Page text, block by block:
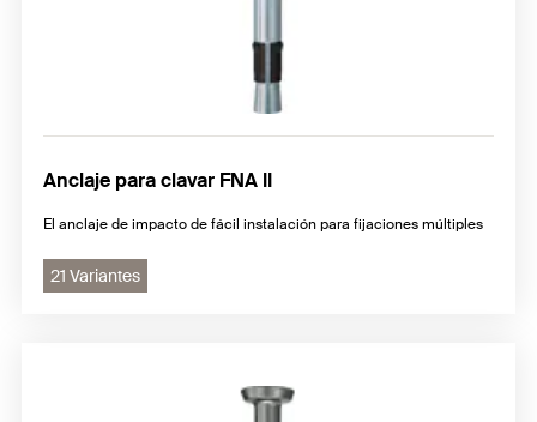
Anclaje para clavar FNA II
El anclaje de impacto de fácil instalación para fijaciones múltiples
21 Variantes